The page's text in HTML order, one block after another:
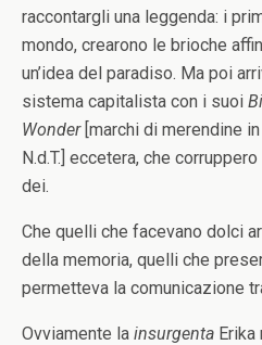
raccontargli una leggenda: i
mondo, crearono le brioche
un’idea del paradiso. Ma poi
sistema capitalista con i suoi
Wonder[marchi di merendine
N.d.T.] eccetera, che
dei.
Che quelli che facevano dolci
della memoria, quelli che
permetteva la comunicazione
Ovviamente la insurgenta Erika